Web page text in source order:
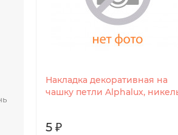
Накладка декоративная на
чашку петли Alphalux,
5 ₽